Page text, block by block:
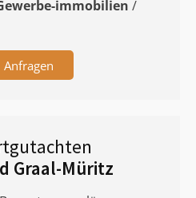
immobilien /
Anfragen
Graal-Müritz